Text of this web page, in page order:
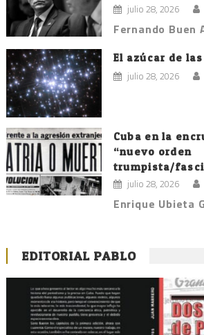
julio 28, 2026
Fernando Buen
El azúcar de
julio 28, 2026
Cuba en la
“nuevo orden
trumpista/
julio 28, 2026
Enrique Ubieta
EDITORIAL PABLO